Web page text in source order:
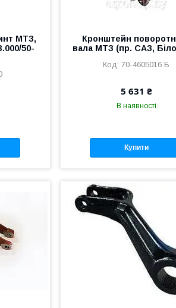
МТЗ,
50-
Кронштейн
вала МТЗ (пр. САЗ,
70-4605016 Б
5 631 ₴
В наявності
Купити